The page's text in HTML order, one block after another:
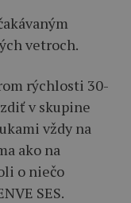
vetroch.
rýchlosti 30-
v skupine
vždy na
ako na
o niečo
SES.